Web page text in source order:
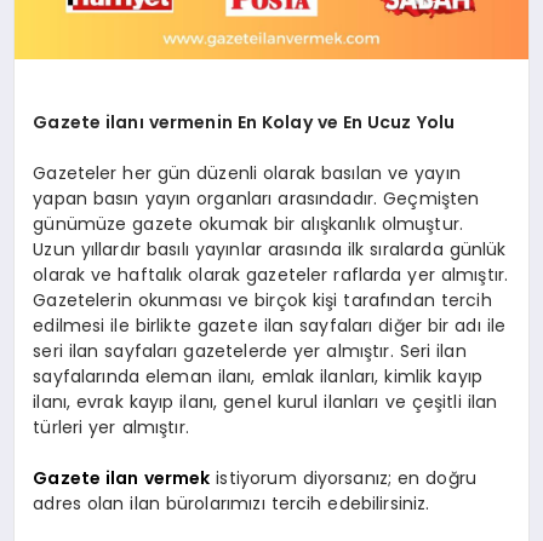
Gazete ilanı vermenin En Kolay ve En Ucuz Yolu
Gazeteler her gün düzenli olarak basılan ve yayın
yapan basın yayın organları arasındadır. Geçmişten
günümüze gazete okumak bir alışkanlık olmuştur.
Uzun yıllardır basılı yayınlar arasında ilk sıralarda günlük
olarak ve haftalık olarak gazeteler raflarda yer almıştır.
Gazetelerin okunması ve birçok kişi tarafından tercih
edilmesi ile birlikte gazete ilan sayfaları diğer bir adı ile
seri ilan sayfaları gazetelerde yer almıştır. Seri ilan
sayfalarında eleman ilanı, emlak ilanları, kimlik kayıp
ilanı, evrak kayıp ilanı, genel kurul ilanları ve çeşitli ilan
türleri yer almıştır.
Gazete ilan vermek istiyorum diyorsanız; en doğru
adres olan ilan bürolarımızı tercih edebilirsiniz.